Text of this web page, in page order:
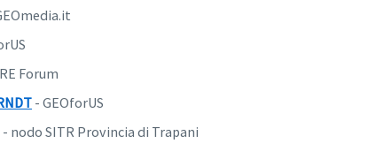
Forum
- GEOforUS
- nodo SITR Provincia di Trapani